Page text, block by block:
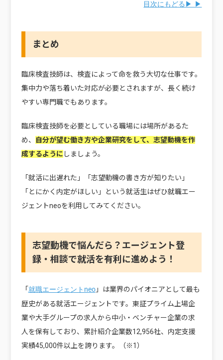
目次にもどる▶ ▶
まとめ
臨床検査技師は、検査によって命を救う大切な仕事です。
集中力や落ち着いた対応が必要とされますが、長く続け
やすい専門職でもあります。
臨床検査技師を必要としている職場には場所があるた
め、
自分が望む働き方や企業研究をして、志望動機を作
成するように しましょう。
「就活に出遅れた」「志望動機の書き方が知りたい」
「とにかく内定がほしい」という就活生はぜひ就職エー
ジェントneoを利用してみてください。
志望動機で悩んだら？エージェント登
録・相談で就活を有利に進めよう！
「就職エージェントneo」は業界のパイオニアとして最も
歴史がある就活エージェントです。東証プライム上場企
業や大手グループの求人から中小・ベンチャー企業の求
人を保有しており、累計紹介企業数12,956社、内定支援
実績45,000件以上を誇ります。（※1）